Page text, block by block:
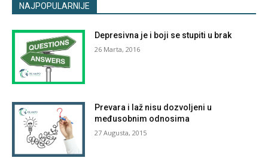
NAJPOPULARNIJE
Depresivna je i boji se stupiti u brak
26 Marta, 2016
Prevara i laž nisu dozvoljeni u
međusobnim odnosima
27 Augusta, 2015